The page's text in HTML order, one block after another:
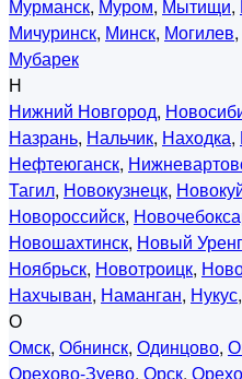
Мурманск, Муром, Мытищи,
Мичуринск, Минск, Могилев,
Мубарек
Н
Нижний Новгород,
Назрань, Нальчик, Находка,
Нефтеюганск,
Тагил, Новокузнецк,
Новороссийск,
Новошахтинск, Новый
Ноябрьск, Новотроицк,
Нахчыван, Наманган, Нукус,
О
Омск, Обнинск, Одинцово,
Орехово-Зуево, Орск,